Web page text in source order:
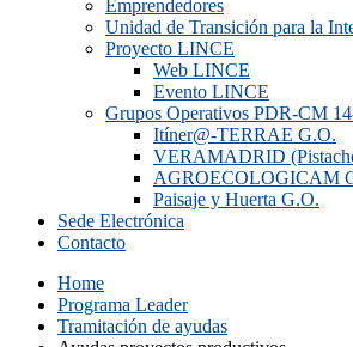
Emprendedores
Unidad de Transición para la
Proyecto LINCE
Web LINCE
Evento LINCE
Grupos Operativos PDR-CM
Itíner@-TERRAE G.O.
VERAMADRID
AGROECOLOGICAM
Paisaje y Huerta G.O.
Sede Electrónica
Contacto
Home
Programa Leader
Tramitación de ayudas